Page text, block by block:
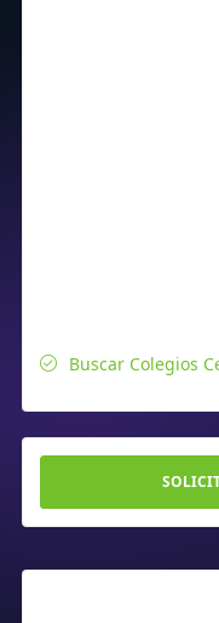
Buscar Colegios